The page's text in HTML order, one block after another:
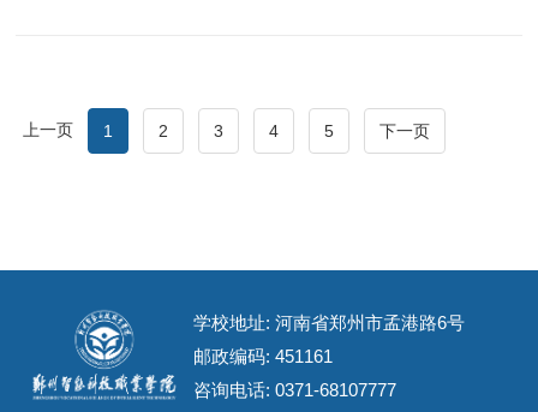
上一页 1 2 3 4 5 下一页
学校地址: 河南省郑州市孟港路6号
邮政编码: 451161
咨询电话: 0371-68107777